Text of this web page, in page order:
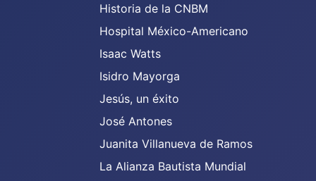
Historia de la CNBM
Hospital México-Americano
Isaac Watts
Isidro Mayorga
Jesús, un éxito
José Antones
Juanita Villanueva de Ramos
La Alianza Bautista Mundial